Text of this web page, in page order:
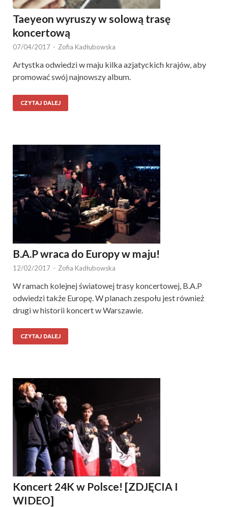
Taeyeon wyruszy w solową trasę
koncertową
07/04/2017 - Zofia Kadłubowska
Artystka odwiedzi w maju kilka azjatyckich krajów, aby
promować swój najnowszy album.
CZYTAJ DALEJ
B.A.P wraca do Europy w maju!
12/02/2017 - Zofia Kadłubowska
W ramach kolejnej światowej trasy koncertowej, B.A.P
odwiedzi także Europę. W planach zespołu jest również
drugi w historii koncert w Warszawie.
CZYTAJ DALEJ
Koncert 24K w Polsce! [ZDJĘCIA I
WIDEO]